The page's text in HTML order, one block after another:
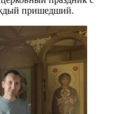
пришедший.